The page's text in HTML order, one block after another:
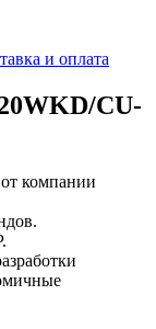
и оплата
CU-
компании